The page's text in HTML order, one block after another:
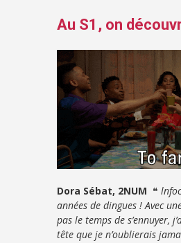
Au S1, on
Dora Sébat, 2NUM ❝
années de dingues ! Avec
pas le temps de s’ennuyer,
tête que je n’oublierais